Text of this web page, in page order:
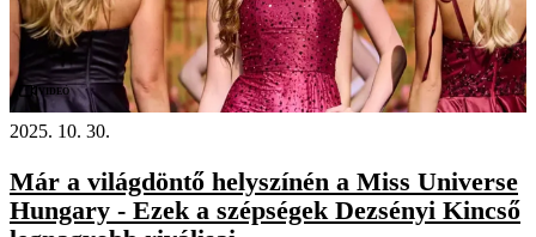
Videó
2025. 10. 30.
Már a világdöntő helyszínén a Miss Universe
Hungary - Ezek a szépségek Dezsényi Kincső